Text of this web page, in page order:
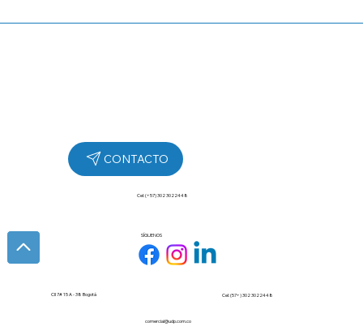
SÍGUENOS
Cel: (+57) 302 3022448
Cll 7# 15 A - 38 Bogotá Cel: (57+) 302 3022448
comercial@udp.com.co